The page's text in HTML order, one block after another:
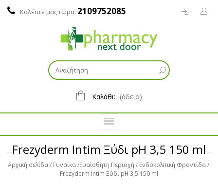
Καλέστε μας τώρα: 2109752085
Καλάθι: (άδειο)
Frezyderm Intim Ξύδι pH 3,5 150 ml
Αρχική σελίδα Γυναίκα Ευαίσθητη Περιοχή
Ενδοκολπική Φροντίδα
Frezyderm Intim Ξύδι pH 3,5 150 ml